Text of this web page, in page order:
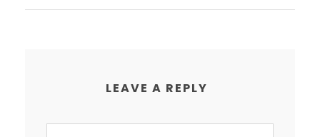
LEAVE A REPLY